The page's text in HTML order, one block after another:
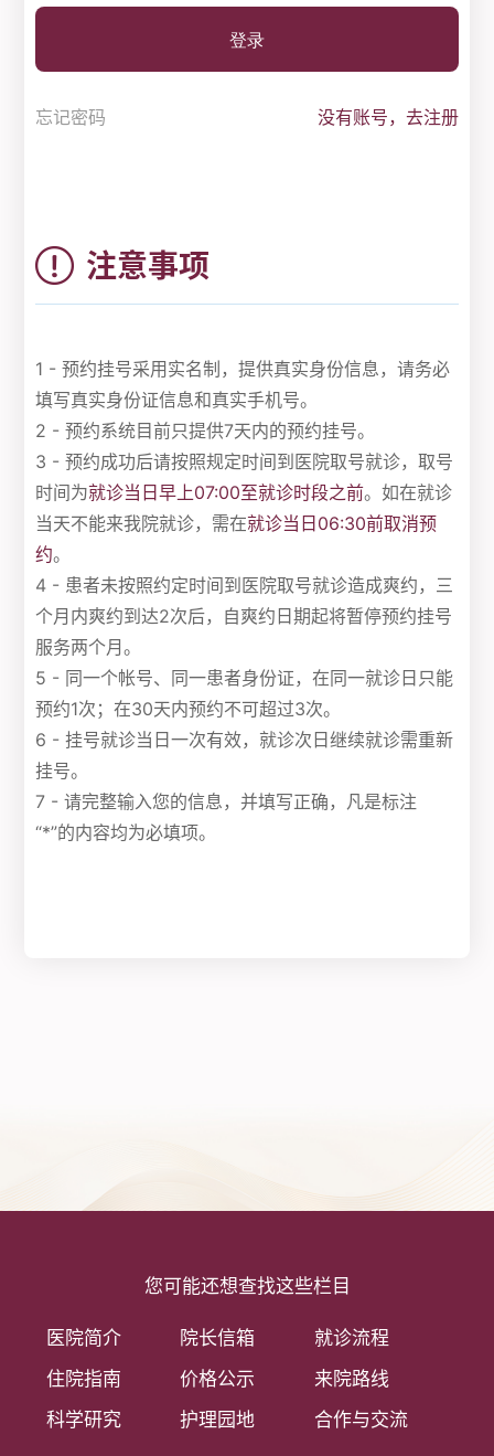
登录
忘记密码 没有账号，去注册
注意事项
1 - 预约挂号采用实名制，提供真实身份信息，请务必
填写真实身份证信息和真实手机号。
2 - 预约系统目前只提供7天内的预约挂号。
3 - 预约成功后请按照规定时间到医院取号就诊，取号
时间为就诊当日早上07:00至就诊时段之前。如在就诊
当天不能来我院就诊，需在就诊当日06:30前取消预
约。
4 - 患者未按照约定时间到医院取号就诊造成爽约，三
个月内爽约到达2次后，自爽约日期起将暂停预约挂号
服务两个月。
5 - 同一个帐号、同一患者身份证，在同一就诊日只能
预约1次；在30天内预约不可超过3次。
6 - 挂号就诊当日一次有效，就诊次日继续就诊需重新
挂号。
7 - 请完整输入您的信息，并填写正确，凡是标注
“*”的内容均为必填项。
您可能还想查找这些栏目
医院简介 院长信箱
就诊流程
住院指南
价格公示
来院路线
科学研究
护理园地 合作与交流